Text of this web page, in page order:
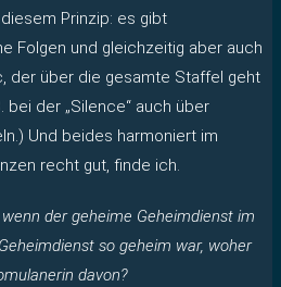
Prinzip: es gibt
Folgen und gleichzeitig aber auch
der über die gesamte Staffel geht
bei der „Silence“ auch über
Und beides harmoniert im
recht gut, finde ich.
der geheime Geheimdienst im
so geheim war, woher
davon?